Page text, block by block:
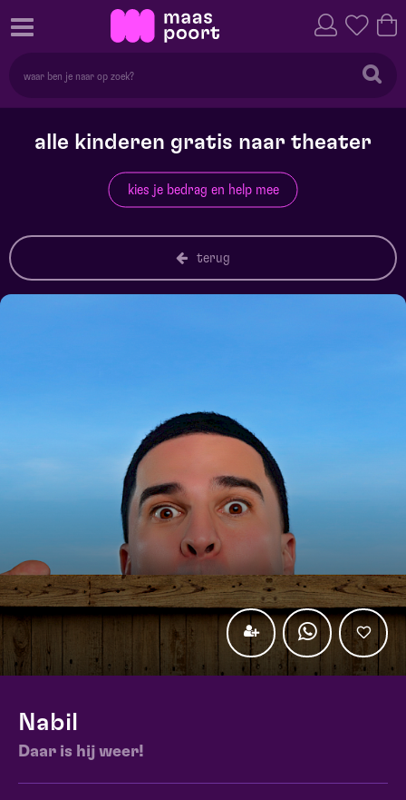
alle kinderen gratis naar theater
kies je bedrag en help mee
terug
Nabil
Daar is hij weer!